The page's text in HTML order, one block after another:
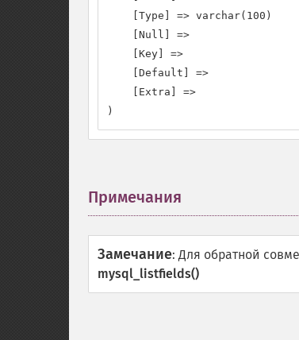
    [Type] => varchar(100)
    [Null] =>
    [Key] =>
    [Default] =>
    [Extra] =>
)
Примечания
Замечание:Для обратной
mysql_listfields()